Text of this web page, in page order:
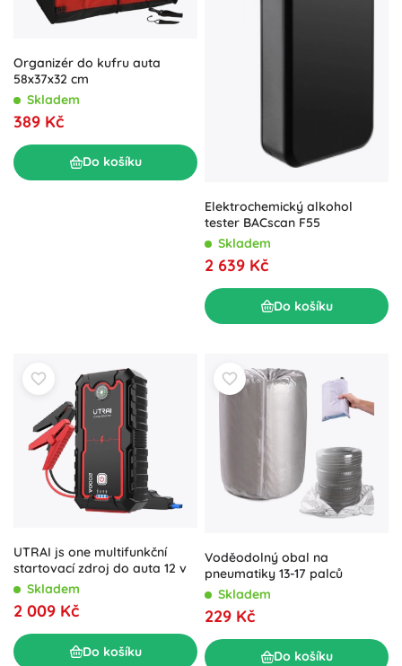
Organizér do kufru auta
58x37x32 cm
Skladem
389 Kč
Do košíku
Elektrochemický alkohol
tester BACscan F55
Skladem
2 639 Kč
Do košíku
UTRAI js one multifunkční
startovací zdroj do auta 12 v
Skladem
2 009 Kč
Do košíku
Voděodolný obal na
pneumatiky 13-17 palců
Skladem
229 Kč
Do košíku